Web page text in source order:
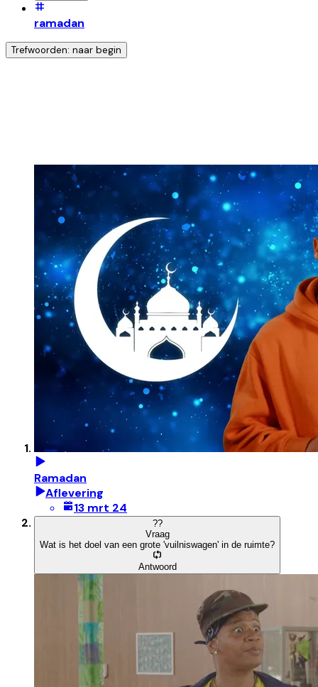
ramadan
Trefwoorden: naar begin
Ramadan
Aflevering
13 mrt 24
??
Vraag
Wat is het doel van een grote 'vuilniswagen' in de ruimte?
Antwoord